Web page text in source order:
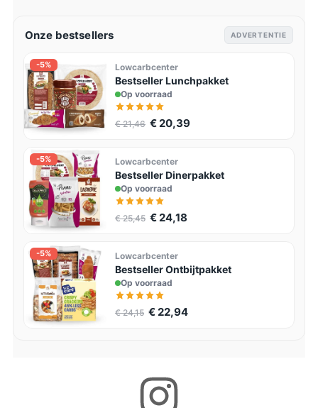
Onze bestsellers ADVERTENTIE
-5% Lowcarbcenter
Bestseller Lunchpakket
Op voorraad
€ 21,46 € 20,39
-5% Lowcarbcenter
Bestseller Dinerpakket
Op voorraad
€ 25,45 € 24,18
-5% Lowcarbcenter
Bestseller Ontbijtpakket
Op voorraad
€ 24,15 € 22,94